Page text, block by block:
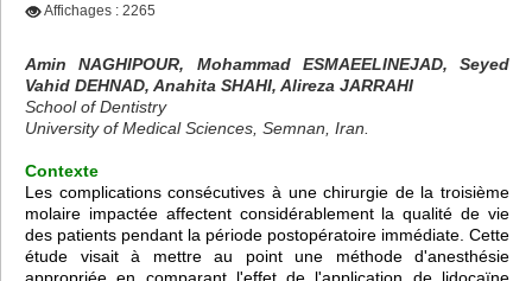
Affichages : 2265
Amin NAGHIPOUR, Mohammad ESMAEELINEJAD, Seyed
Vahid DEHNAD, Anahita SHAHI, Alireza JARRAHI
School of Dentistry
University of Medical Sciences, Semnan, Iran.
Contexte
Les complications consécutives à une chirurgie de la troisième
molaire impactée affectent considérablement la qualité de vie
des patients pendant la période postopératoire immédiate. Cette
étude visait à mettre au point une méthode d'anesthésie